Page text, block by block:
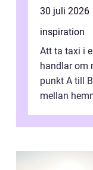
30 juli 2026
inspiration
Att ta taxi i
handlar om
punkt A till
mellan